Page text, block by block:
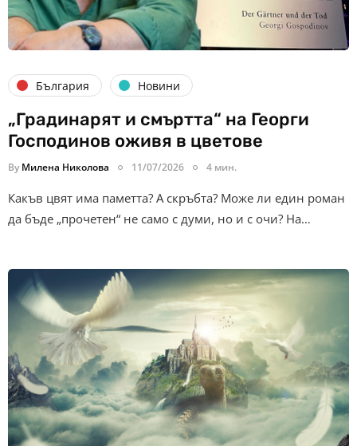
България Новини
„Градинарят и смъртта“ на Георги
Господинов оживя в цветове
By Милена Николова 11/07/2026 4 мин.
Какъв цвят има паметта? А скръбта? Може ли един роман
да бъде „прочетен“ не само с думи, но и с очи? На…